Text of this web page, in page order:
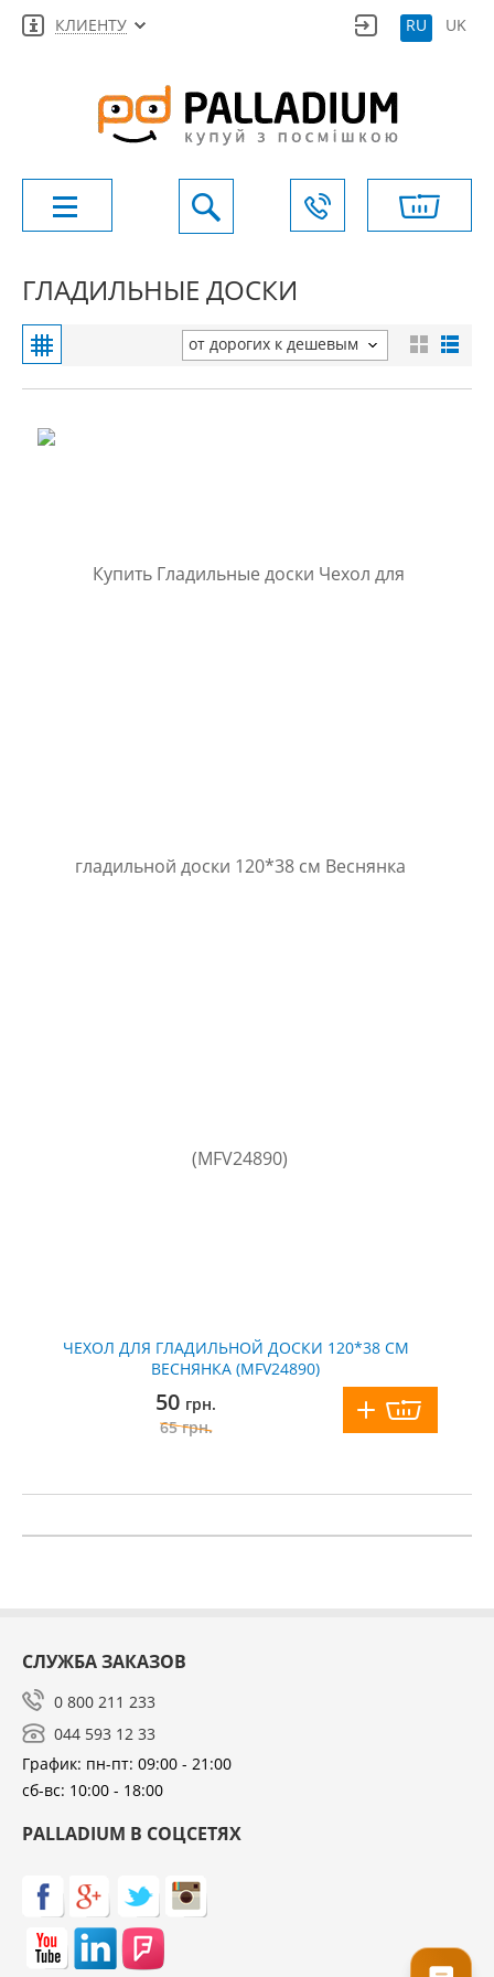
КЛИЕНТУ RU UK
ГЛАДИЛЬНЫЕ ДОСКИ
от дорогих к дешевым
ЧЕХОЛ ДЛЯ ГЛАДИЛЬНОЙ ДОСКИ 120*38 СМ
ВЕСНЯНКА (MFV24890)
50 грн.
65грн.
СЛУЖБА ЗАКАЗОВ
0 800 211 233
044 593 12 33
График: пн-пт: 09:00 - 21:00
сб-вс: 10:00 - 18:00
PALLADIUM В СОЦСЕТЯХ